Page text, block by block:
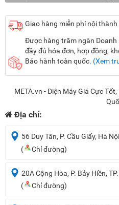
Giao hàng miễn phí nội thành
Được hàng trăm ngàn Doanh
đầy đủ hóa đơn, hợp đồng,
Bảo hành toàn quốc. (Xem
META.vn - Điện Máy Giá Cực
Địa chỉ:
56 Duy Tân, P. Cầu Giấy, Hà Nội
(
Chỉ đường)
20A Cộng Hòa, P. Bảy Hiền,
(
Chỉ đường)